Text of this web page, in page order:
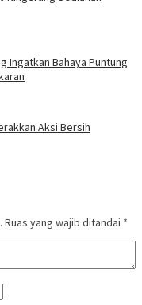
Ingatkan Bahaya Puntung
Aksi Bersih
Ruas yang wajib ditandai *